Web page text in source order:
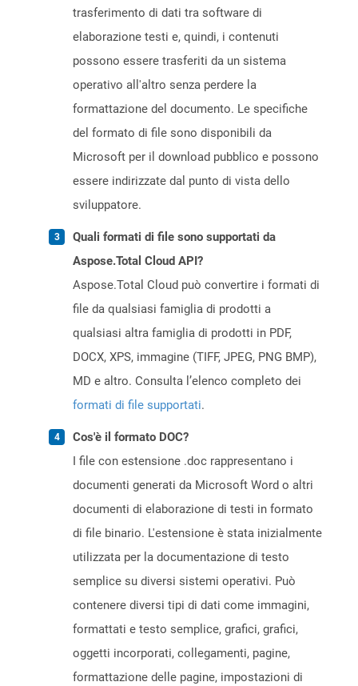
trasferimento di dati tra software di
elaborazione testi e, quindi, i contenuti
possono essere trasferiti da un sistema
operativo all'altro senza perdere la
formattazione del documento. Le specifiche
del formato di file sono disponibili da
Microsoft per il download pubblico e possono
essere indirizzate dal punto di vista dello
sviluppatore.
Quali formati di file sono supportati da
Aspose.Total Cloud API?
Aspose.Total Cloud può convertire i formati di
file da qualsiasi famiglia di prodotti a
qualsiasi altra famiglia di prodotti in PDF,
DOCX, XPS, immagine (TIFF, JPEG, PNG BMP),
MD e altro. Consulta l’elenco completo dei
formati di file supportati.
Cos'è il formato DOC?
I file con estensione .doc rappresentano i
documenti generati da Microsoft Word o altri
documenti di elaborazione di testi in formato
di file binario. L'estensione è stata inizialmente
utilizzata per la documentazione di testo
semplice su diversi sistemi operativi. Può
contenere diversi tipi di dati come immagini,
formattati e testo semplice, grafici, grafici,
oggetti incorporati, collegamenti, pagine,
formattazione delle pagine, impostazioni di